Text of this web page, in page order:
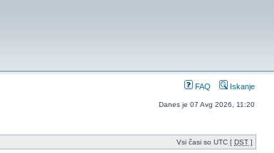
FAQ Iskanje
Danes je 07 Avg 2026, 11:20
Vsi časi so UTC [ DST ]